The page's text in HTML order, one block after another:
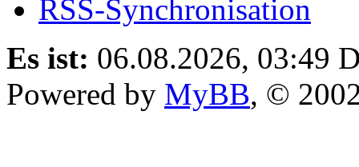
RSS-Synchronisation
Es ist: 06.08.2026, 03:49
Powered by MyBB, ©